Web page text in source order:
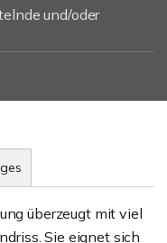
und/oder
überzeugt mit viel
Sie eignet sich